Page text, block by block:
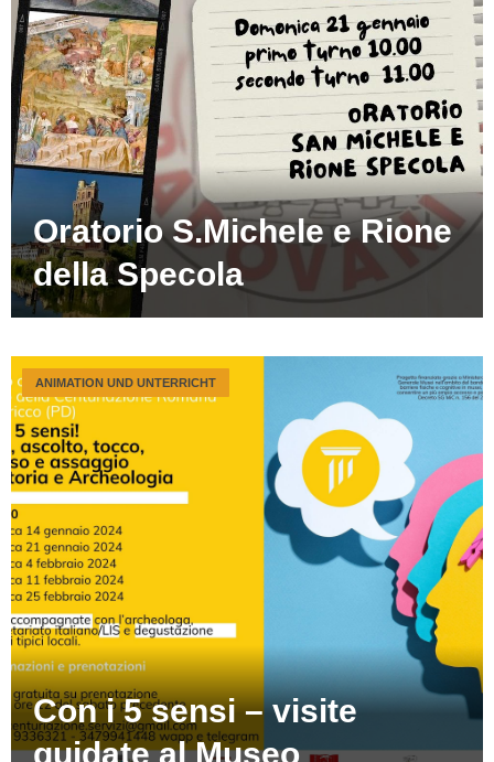
Oratorio S.Michele e Rione
della Specola
Con i 5 sensi – visite
guidate al Museo
ANIMATION UND UNTERRICHT